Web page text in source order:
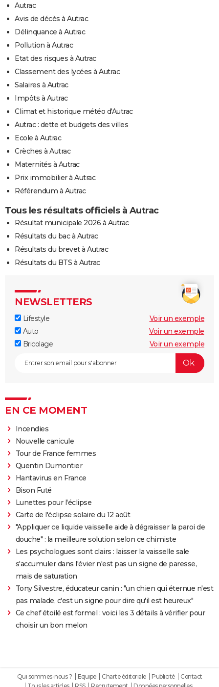
Autrac
Avis de décès à Autrac
Délinquance à Autrac
Pollution à Autrac
Etat des risques à Autrac
Classement des lycées à Autrac
Salaires à Autrac
Impôts à Autrac
Climat et historique météo d'Autrac
Autrac : dette et budgets des villes
Ecole à Autrac
Crèches à Autrac
Maternités à Autrac
Prix immobilier à Autrac
Référendum à Autrac
Tous les résultats officiels à Autrac
Résultat municipale 2026 à Autrac
Résultats du bac à Autrac
Résultats du brevet à Autrac
Résultats du BTS à Autrac
NEWSLETTERS
Lifestyle
Voir un exemple
Auto
Voir un exemple
Bricolage
Voir un exemple
EN CE MOMENT
Incendies
Nouvelle canicule
Tour de France femmes
Quentin Dumontier
Hantavirus en France
Bison Futé
Lunettes pour l'éclipse
Carte de l'éclipse solaire du 12 août
"Appliquer ce liquide vaisselle aide à dégraisser la paroi de
douche" : la meilleure solution selon ce chimiste
Les psychologues sont clairs : laisser la vaisselle sale
s'accumuler dans l'évier n'est pas un signe de paresse,
mais de saturation
Tony Silvestre, éducateur canin : "un chien qui éternue n'est
pas malade, c'est un signe pour dire qu'il est heureux"
Ce chef étoilé est formel : voici les 3 détails à vérifier pour
choisir un bon melon
Qui sommes-nous ? Equipe Charte éditoriale Publicité
Contact